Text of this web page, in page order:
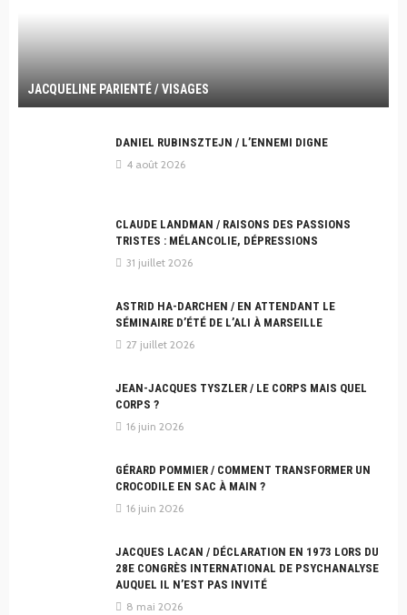
JACQUELINE PARIENTÉ / VISAGES
DANIEL RUBINSZTEJN / L’ENNEMI DIGNE
4 août 2026
CLAUDE LANDMAN / RAISONS DES PASSIONS
TRISTES : MÉLANCOLIE, DÉPRESSIONS
31 juillet 2026
ASTRID HA-DARCHEN / EN ATTENDANT LE
SÉMINAIRE D’ÉTÉ DE L’ALI À MARSEILLE
27 juillet 2026
JEAN-JACQUES TYSZLER / LE CORPS MAIS QUEL
CORPS ?
16 juin 2026
GÉRARD POMMIER / COMMENT TRANSFORMER UN
CROCODILE EN SAC À MAIN ?
16 juin 2026
JACQUES LACAN / DÉCLARATION EN 1973 LORS DU
28E CONGRÈS INTERNATIONAL DE PSYCHANALYSE
AUQUEL IL N’EST PAS INVITÉ
8 mai 2026